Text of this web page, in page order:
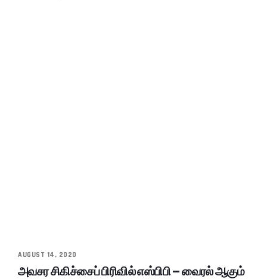
AUGUST 14, 2020
அவசர சிகிச்சைப் பிரிவில் எஸ்பிபி – வைரல் ஆகும்